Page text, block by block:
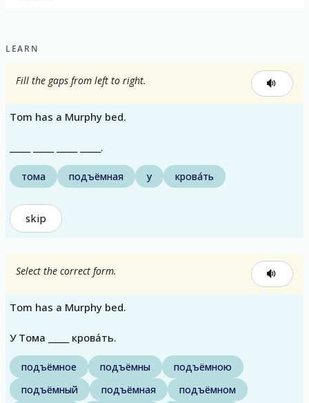
LEARN
Fill the gaps from left to right.
Tom has a Murphy bed.
_____ _____ _____ _____.
тома подъёмная у крова́ть
skip
Select the correct form.
Tom has a Murphy bed.
У Тома _____ крова́ть.
подъёмное подъёмны
подъёмною
подъёмный
подъёмная
подъёмном